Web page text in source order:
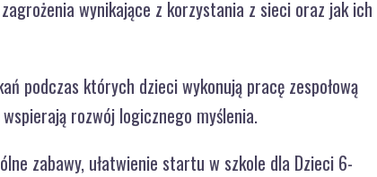
wynikające z korzystania z sieci oraz jak ich
podczas których dzieci wykonują pracę zespołową
rozwój logicznego myślenia.
zabawy, ułatwienie startu w szkole dla Dzieci 6-